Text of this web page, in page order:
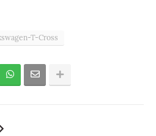
T-Cross